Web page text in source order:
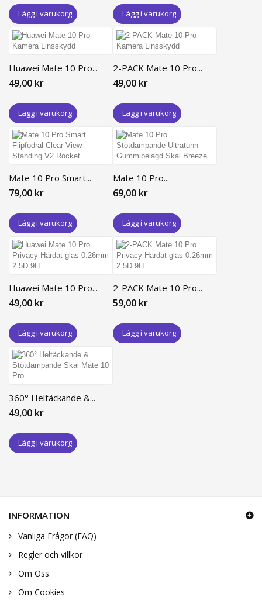
Lägg i varukorg Lägg i varukorg
Huawei Mate 10 Pro...
49,00 kr
Lägg i varukorg
2-PACK Mate 10 Pro...
49,00 kr
Lägg i varukorg
Mate 10 Pro Smart...
79,00 kr
Lägg i varukorg
Mate 10 Pro...
69,00 kr
Lägg i varukorg
Huawei Mate 10 Pro...
49,00 kr
Lägg i varukorg
2-PACK Mate 10 Pro...
59,00 kr
Lägg i varukorg
360° Heltäckande &...
49,00 kr
Lägg i varukorg
INFORMATION
Vanliga Frågor (FAQ)
Regler och villkor
Om Oss
Om Cookies